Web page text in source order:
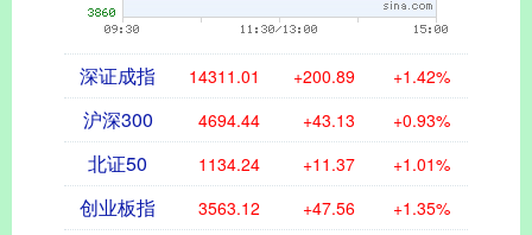
深证成指 14311.01 +200.89 +1.42%
沪深300 4694.44 +43.13 +0.93%
北证50 1134.24 +11.37 +1.01%
创业板指 3563.12 +47.56 +1.35%